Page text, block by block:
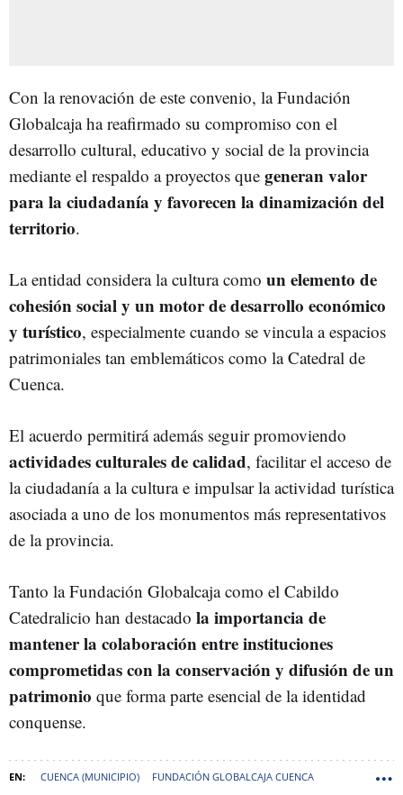
Con la renovación de este convenio, la Fundación
Globalcaja ha reafirmado su compromiso con el
desarrollo cultural, educativo y social de la provincia
mediante el respaldo a proyectos que generan valor
para la ciudadanía y favorecen la dinamización del
territorio.
La entidad considera la cultura como un elemento de
cohesión social y un motor de desarrollo económico
y turístico, especialmente cuando se vincula a espacios
patrimoniales tan emblemáticos como la Catedral de
Cuenca.
El acuerdo permitirá además seguir promoviendo
actividades culturales de calidad, facilitar el acceso de
la ciudadanía a la cultura e impulsar la actividad turística
asociada a uno de los monumentos más representativos
de la provincia.
Tanto la Fundación Globalcaja como el Cabildo
Catedralicio han destacado la importancia de
mantener la colaboración entre instituciones
comprometidas con la conservación y difusión de un
patrimonio que forma parte esencial de la identidad
conquense.
CUENCA (MUNICIPIO) FUNDACIÓN GLOBALCAJA CUENCA